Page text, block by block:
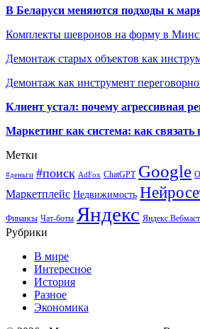
В Беларуси меняются подходы к
Комплекты шевронов на форму в
Демонтаж старых объектов как
Демонтаж как инструмент
Клиент устал: почему агрессивная
Маркетинг как система: как
Метки
#деньги #поиск AdFox ChatGPT Google
Маркетплейс Недвижимость
Финансы Чат-боты Яндекс
Рубрики
В мире
Интересное
История
Разное
Экономика